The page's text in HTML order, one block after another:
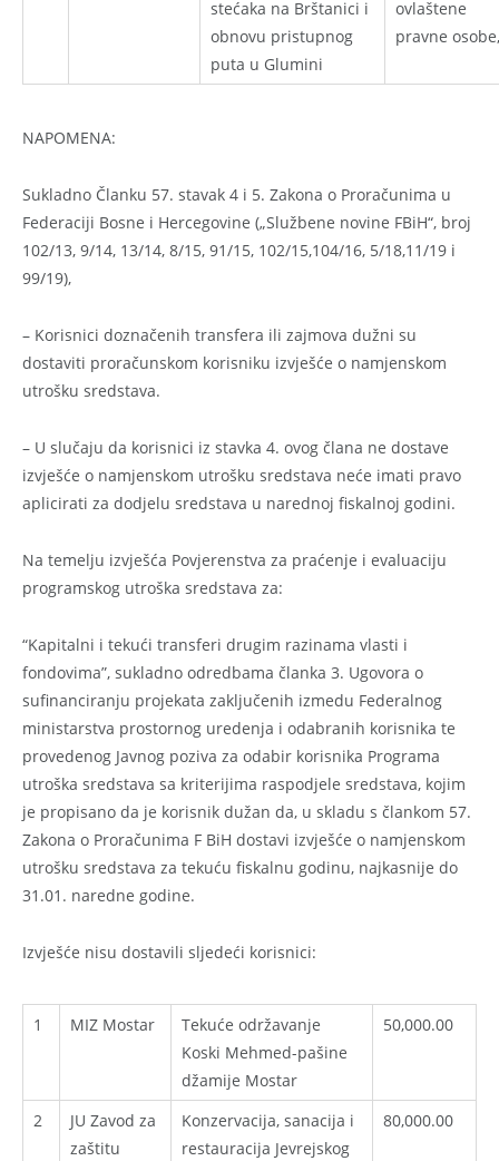
stećaka na Brštanici i
obnovu pristupnog
puta u Glumini
ovlaštene
pravne osobe,
NAPOMENA:
Sukladno Članku 57. stavak 4 i 5. Zakona o Proračunima u
Federaciji Bosne i Hercegovine („Službene novine FBiH“, broj
102/13, 9/14, 13/14, 8/15, 91/15, 102/15,104/16, 5/18,11/19 i
99/19),
– Korisnici doznačenih transfera ili zajmova dužni su
dostaviti proračunskom korisniku izvješće o namjenskom
utrošku sredstava.
– U slučaju da korisnici iz stavka 4. ovog člana ne dostave
izvješće o namjenskom utrošku sredstava neće imati pravo
aplicirati za dodjelu sredstava u narednoj fiskalnoj godini.
Na temelju izvješća Povjerenstva za praćenje i evaluaciju
programskog utroška sredstava za:
“Kapitalni i tekući transferi drugim razinama vlasti i
fondovima”, sukladno odredbama članka 3. Ugovora o
sufinanciranju projekata zaključenih izmedu Federalnog
ministarstva prostornog uredenja i odabranih korisnika te
provedenog Javnog poziva za odabir korisnika Programa
utroška sredstava sa kriterijima raspodjele sredstava, kojim
je propisano da je korisnik dužan da, u skladu s člankom 57.
Zakona o Proračunima F BiH dostavi izvješće o namjenskom
utrošku sredstava za tekuću fiskalnu godinu, najkasnije do
31.01. naredne godine.
Izvješće nisu dostavili sljedeći korisnici:
1 MIZ Mostar
Tekuće održavanje
Koski Mehmed-pašine
džamije Mostar
50,000.00
2
JU Zavod za
zaštitu
Konzervacija, sanacija i
restauracija Jevrejskog
80,000.00